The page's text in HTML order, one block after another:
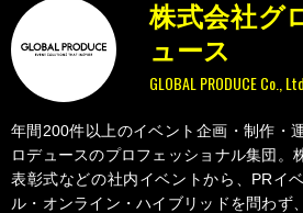
GLOBAL PRODUCE Co., Ltd.
株式会社グ
ュース
年間200件以上のイベント企画・制作・
ロデュースのプロフェッショナル集団。
表彰式などの社内イベントから、PRイ
ル・オンライン・ハイブリッドを問わず